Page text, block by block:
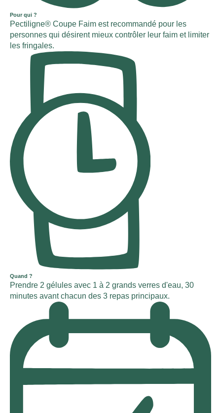
Pour qui ?
Pectiligne® Coupe Faim est recommandé pour les
personnes qui désirent mieux contrôler leur faim et limiter
les fringales.
Quand ?
Prendre 2 gélules avec 1 à 2 grands verres d'eau, 30
minutes avant chacun des 3 repas principaux.